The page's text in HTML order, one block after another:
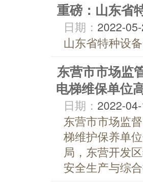
重磅：山东省
日期： 2022-
山东省特种设
东营市市场监
电梯维保单位
日期： 2022-
东营市市场监
梯维护保养单
局，东营开发
安全生产与综